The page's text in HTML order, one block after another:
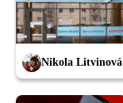
Nikola Litvinová